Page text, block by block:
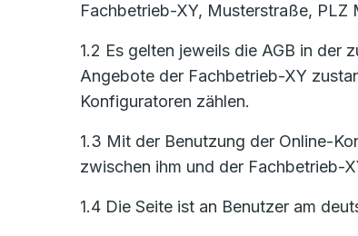
Fachbetrieb-XY, Musterstraße,
1.2 Es gelten jeweils die AGB in der
Angebote der Fachbetrieb-XY
Konfiguratoren zählen.
1.3 Mit der Benutzung der Online-
zwischen ihm und der Fachbetrieb-
1.4 Die Seite ist an Benutzer am